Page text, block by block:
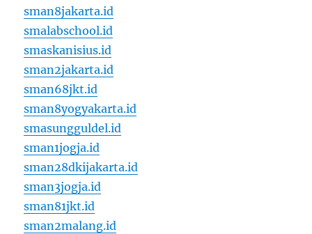
sman8jakarta.id
smalabschool.id
smaskanisius.id
sman2jakarta.id
sman68jkt.id
sman8yogyakarta.id
smasungguldel.id
sman1jogja.id
sman28dkijakarta.id
sman3jogja.id
sman81jkt.id
sman2malang.id